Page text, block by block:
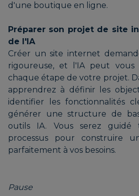
d'une boutique en ligne.
Préparer son projet de site
de l'IA
Créer un site internet
rigoureuse, et l'IA peut
chaque étape de votre projet.
apprendrez à définir les
identifier les fonctionnalités
générer une structure de
outils IA. Vous serez
processus pour construire
parfaitement à vos besoins.
Pause